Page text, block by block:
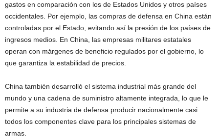
gastos en comparación con los de Estados Unidos y otros países
occidentales. Por ejemplo, las compras de defensa en China están
controladas por el Estado, evitando así la presión de los países de
ingresos medios. En China, las empresas militares estatales
operan con márgenes de beneficio regulados por el gobierno, lo
que garantiza la estabilidad de precios.
China también desarrolló el sistema industrial más grande del
mundo y una cadena de suministro altamente integrada, lo que le
permite a su industria de defensa producir nacionalmente casi
todos los componentes clave para los principales sistemas de
armas.